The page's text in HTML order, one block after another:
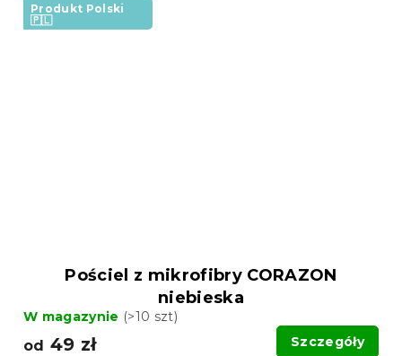
Produkt Polski
🇵🇱
Pościel z mikrofibry CORAZON
niebieska
W magazynie (>10 szt)
od 49 zł Szczegóły